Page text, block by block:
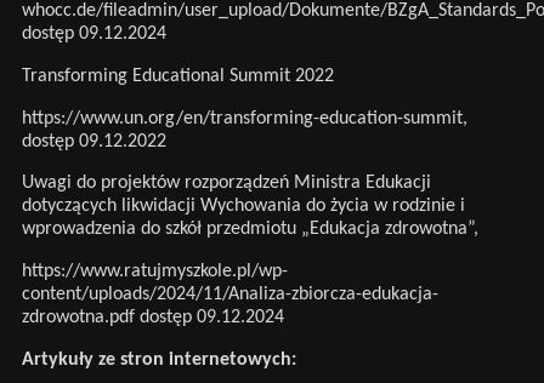
whocc.de/fileadmin/user_upload/Dokumente/
dostęp 09.12.2024
Transforming Educational Summit 2022
https://www.un.org/en/transforming-education-summit,
dostęp 09.12.2022
Uwagi do projektów rozporządzeń Ministra Edukacji
dotyczących likwidacji Wychowania do życia w rodzinie i
wprowadzenia do szkół przedmiotu „Edukacja zdrowotna”,
https://www.ratujmyszkole.pl/wp-
content/uploads/2024/11/Analiza-zbiorcza-edukacja-
zdrowotna.pdfdostęp 09.12.2024
Artykuły ze stron internetowych: